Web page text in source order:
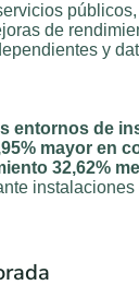
de
y
entornos de
mayor en
32,62%